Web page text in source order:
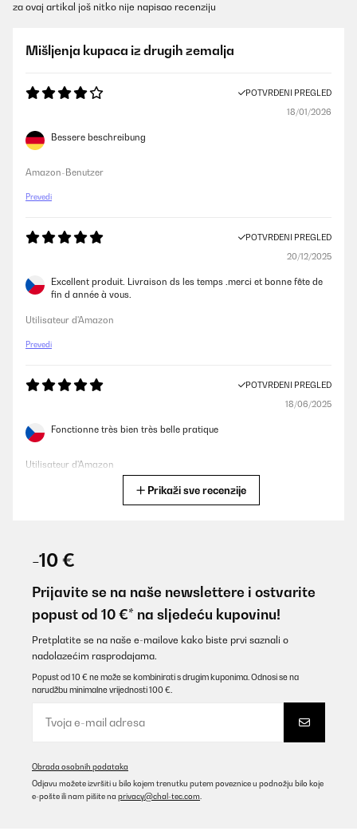
za ovaj artikal još nitko nije napisao recenziju
Mišljenja kupaca iz drugih zemalja
POTVRĐENI PREGLED
18/01/2026
Bessere beschreibung
Amazon-Benutzer
Prevedi
POTVRĐENI PREGLED
20/12/2025
Excellent produit. Livraison ds les temps .merci et bonne fête de
fin d année à vous.
Utilisateur d'Amazon
Prevedi
POTVRĐENI PREGLED
18/06/2025
Fonctionne très bien très belle pratique
Utilisateur d'Amazon
bottiglie stanno anche larghe.
Utente Amazon
Prevedi
POTVRĐENI PREGLED
Excelente vinoteca.
Prevedi
Prikaži sve recenzije
-10 €
Prijavite se na naše newslettere i ostvarite
popust od 10 €* na sljedeću kupovinu!
Pretplatite se na naše e-mailove kako biste prvi saznali o
nadolazećim rasprodajama.
Popust od 10 € ne može se kombinirati s drugim kuponima. Odnosi se na
narudžbu minimalne vrijednosti 100 €.
Obrada osobnih podataka
Odjavu možete izvršiti u bilo kojem trenutku putem poveznice u podnožju bilo koje
e-pošte ili nam pišite na privacy@chal-tec.com